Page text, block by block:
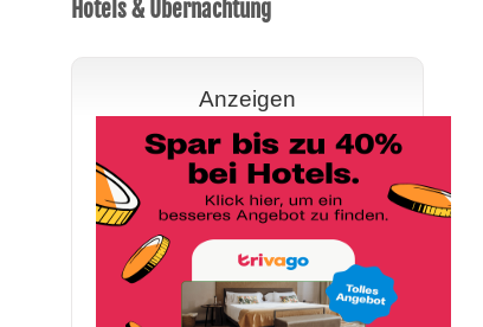
Hotels & Übernachtung
Anzeigen